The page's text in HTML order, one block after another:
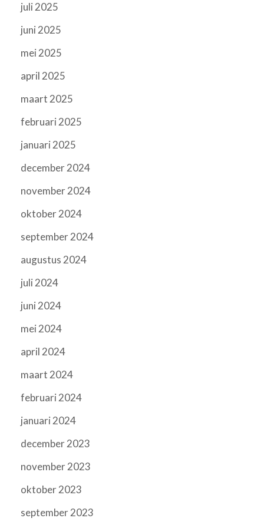
juli 2025
juni 2025
mei 2025
april 2025
maart 2025
februari 2025
januari 2025
december 2024
november 2024
oktober 2024
september 2024
augustus 2024
juli 2024
juni 2024
mei 2024
april 2024
maart 2024
februari 2024
januari 2024
december 2023
november 2023
oktober 2023
september 2023